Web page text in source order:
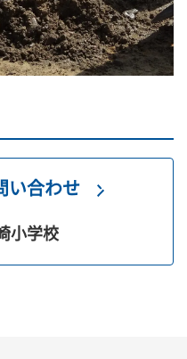
い合わせ
小学校